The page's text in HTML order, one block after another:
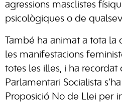
agressions masclistes
psicològiques o de
També ha animat a tota la
les manifestacions
totes les illes, i ha
Parlamentari Socialista
Proposició No de Llei per